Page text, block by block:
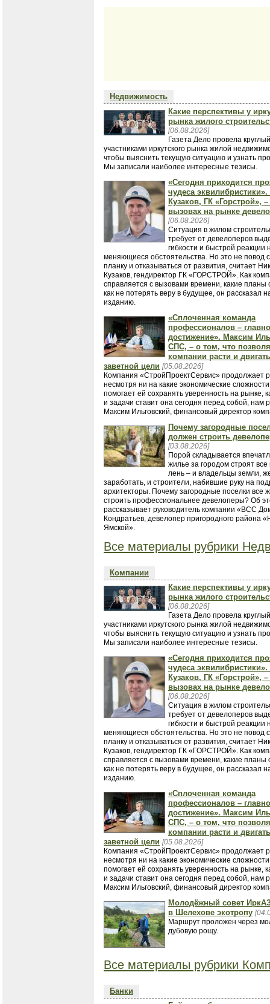
Недвижимость
Какие перспективы у
рынка жилого
[06.08.2026]
Газета Дело провела
участниками иркутского рынка жилой
чтобы выяснить текущую ситуацию и узнать
Мы записали наиболее интересные тезисы.
«Сегодня приходится
чудеса
Кузаков, ГК «Горстрой»,
вызовах на рынке
[06.08.2026]
Ситуация в жилом
требует от девелоперов
гибкости и быстрой реакции
меняющиеся обстоятельства. Но это не повод
планку и отказываться от развития, считает
Кузаков, гендиректор ГК «ГОРСТРОЙ». Как
справляется с вызовами времени, какие планы
как не потерять веру в будущее, он рассказал
изданию.
«Сплоченная команда
профессионалов –
достижение». Максим
СПС, – о том, что
компании расти и
заветной цели [05.08.2026]
Компания «СтройПроектСервис» продолжает
несмотря ни на какие экономические
помогает ей сохранять уверенность на рынке,
и задачи ставит она сегодня перед собой, нам
Максим Ильговский, финансовый директор
Почему загородные
должен строить
[03.08.2026]
Порой складывается
жилье за городом строят все
лень – и владельцы земли,
заработать, и строители, набившие руку на
архитекторы. Почему загородные поселки все
строить профессиональнее девелоперы? Об
рассказывает руководитель компании «ВСС
Кондратьев, девелопер пригородного района
Ямской».
Все материалы рубрики
Компании
Какие перспективы у
рынка жилого
[06.08.2026]
Газета Дело провела
участниками иркутского рынка жилой
чтобы выяснить текущую ситуацию и узнать
Мы записали наиболее интересные тезисы.
«Сегодня приходится
чудеса
Кузаков, ГК «Горстрой»,
вызовах на рынке
[06.08.2026]
Ситуация в жилом
требует от девелоперов
гибкости и быстрой реакции
меняющиеся обстоятельства. Но это не повод
планку и отказываться от развития, считает
Кузаков, гендиректор ГК «ГОРСТРОЙ». Как
справляется с вызовами времени, какие планы
как не потерять веру в будущее, он рассказал
изданию.
«Сплоченная команда
профессионалов –
достижение». Максим
СПС, – о том, что
компании расти и
заветной цели [05.08.2026]
Компания «СтройПроектСервис» продолжает
несмотря ни на какие экономические
помогает ей сохранять уверенность на рынке,
и задачи ставит она сегодня перед собой, нам
Максим Ильговский, финансовый директор
Молодёжный совет
в Шелехове экотропу
Маршрут проложен через
дубовую рощу.
Все материалы рубрики
Банки